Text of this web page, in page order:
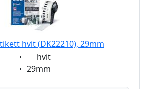
hvit (DK22210), 29mm
Eigenschaft:
hvit
Eigenschaft:
29mm